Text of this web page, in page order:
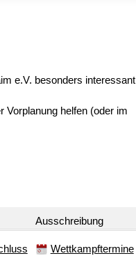
e.V. besonders interessant
Vorplanung helfen (oder im
Ausschreibung
Wettkampftermine